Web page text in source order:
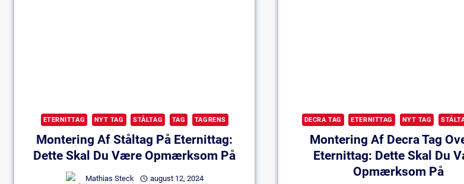
ETERNITTAG NYT TAG STÅLTAG TAG TAGRENS
Montering Af Ståltag På Eternittag:
Dette Skal Du Være Opmærksom På
Mathias Steck august 12, 2024
DECRA TAG ETERNITTAG NYT TAG
Montering Af Decra Tag
Eternittag: Dette Skal Du
Opmærksom På